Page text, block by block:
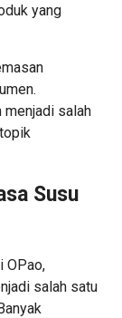
yang
menjadi salah
Susu
OPao,
salah satu